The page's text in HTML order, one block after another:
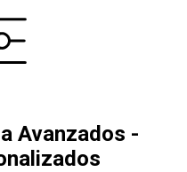
Avanzados -